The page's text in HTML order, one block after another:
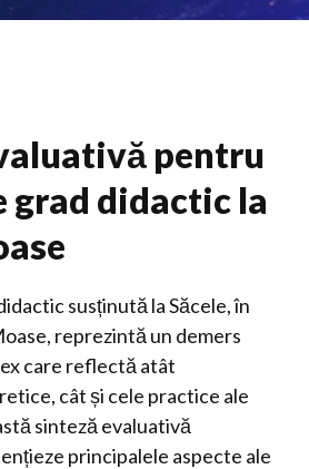
pentru
grad didactic la
susținută la Săcele, în
reprezintă un demers
care reflectă atât
cât și cele practice ale
sinteză evaluativă
principalele aspecte ale